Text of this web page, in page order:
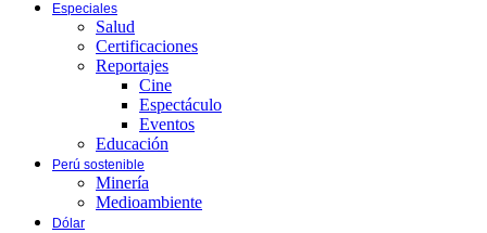
Especiales
Salud
Certificaciones
Reportajes
Cine
Espectáculo
Eventos
Educación
Perú sostenible
Minería
Medioambiente
Dólar